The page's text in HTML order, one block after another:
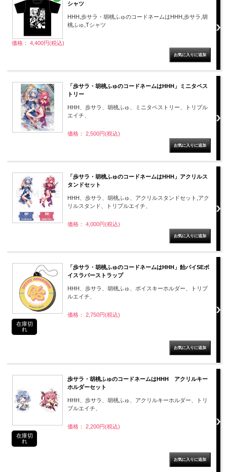
シャツ
HHH,歩サラ・胡桃ふゅのコードネームはHHH,歩サラ,胡
桃ふゅ,Tシャツ
価格： 4,400円(税込)
「歩サラ・胡桃ふゅのコードネームはHHH」ミニタペス
トリー
HHH、歩サラ、胡桃ふゅ、ミニタペストリー、トリプル
エイチ、
価格： 2,500円(税込)
「歩サラ・胡桃ふゅのコードネームはHHH」アクリルス
タンドセット
HHH、歩サラ、胡桃ふゅ、アクリルスタンドセット,アク
リルスタンド、トリプルエイチ、
価格： 4,000円(税込)
「歩サラ・胡桃ふゅのコードネームはHHH」飴パイSEボ
イスラバーストラップ
HHH、歩サラ、胡桃ふゅ、ボイスキーホルダー、トリプ
ルエイチ、
価格： 2,750円(税込)
在庫切
れ
歩サラ・胡桃ふゅのコードネームはHHH アクリルキー
ホルダーセット
HHH、歩サラ、胡桃ふゅ、アクリルキーホルダー、トリ
プルエイチ、
価格： 2,200円(税込)
在庫切
れ